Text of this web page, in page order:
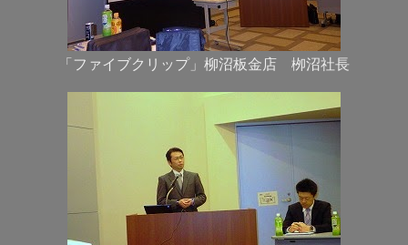
「ファイブクリップ」柳沼板金店 栁沼社長